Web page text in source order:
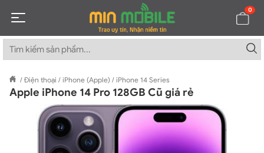
0
/ Điện thoại / iPhone (Apple) / iPhone 14 Series
Apple iPhone 14 Pro 128GB Cũ giá rẻ